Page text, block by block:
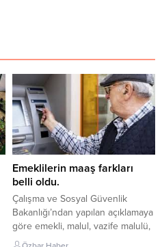
Emeklilerin maaş farkları
belli oldu.
Çalışma ve Sosyal Güvenlik
Bakanlığı’ndan yapılan açıklamaya
göre emekli, malul, vazife malulü,
dul veya yetim aylığı alan yaklaşık